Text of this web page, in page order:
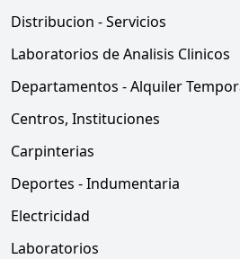
Distribucion - Servicios
Laboratorios de Analisis Clinicos
Departamentos - Alquiler
Centros, Instituciones
Carpinterias
Deportes - Indumentaria
Electricidad
Laboratorios